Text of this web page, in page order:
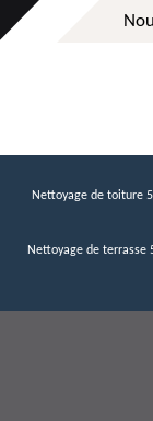
Nettoyage de toiture
Nettoyage de terrasse